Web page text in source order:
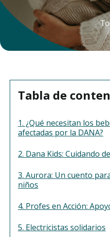
Tabla de
1. ¿Qué necesitan los
afectadas por la DANA?
2. Dana Kids: Cuidando
3. Aurora: Un cuento
niños
4. Profes en Acción:
5. Electricistas solidarios